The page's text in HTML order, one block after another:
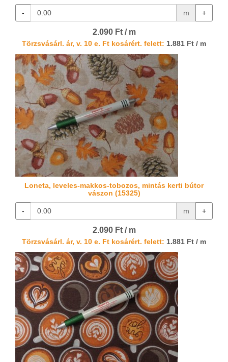
- m +
2.090 Ft / m
Törzsvásárl. ár, v. 10 e. Ft kosárért. felett: 1.881 Ft / m
Loneta, leveles-makkos-tobozos, mintás kerti bútor
vászon (15325)
- m +
2.090 Ft / m
Törzsvásárl. ár, v. 10 e. Ft kosárért. felett: 1.881 Ft / m